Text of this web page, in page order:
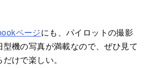
ページにも、パイロットの撮影
型機の写真が満載なので、ぜひ見て
けで楽しい。